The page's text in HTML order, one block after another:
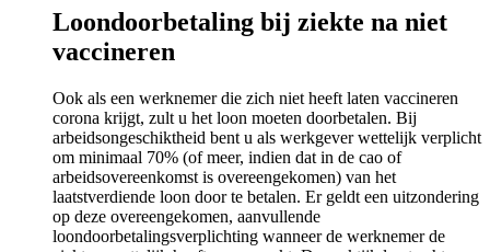
Loondoorbetaling bij ziekte na niet
vaccineren
Ook als een werknemer die zich niet heeft laten vaccineren
corona krijgt, zult u het loon moeten doorbetalen. Bij
arbeidsongeschiktheid bent u als werkgever wettelijk verplicht
om minimaal 70% (of meer, indien dat in de cao of
arbeidsovereenkomst is overeengekomen) van het
laatstverdiende loon door te betalen. Er geldt een uitzondering
op deze overeengekomen, aanvullende
loondoorbetalingsverplichting wanneer de werknemer de